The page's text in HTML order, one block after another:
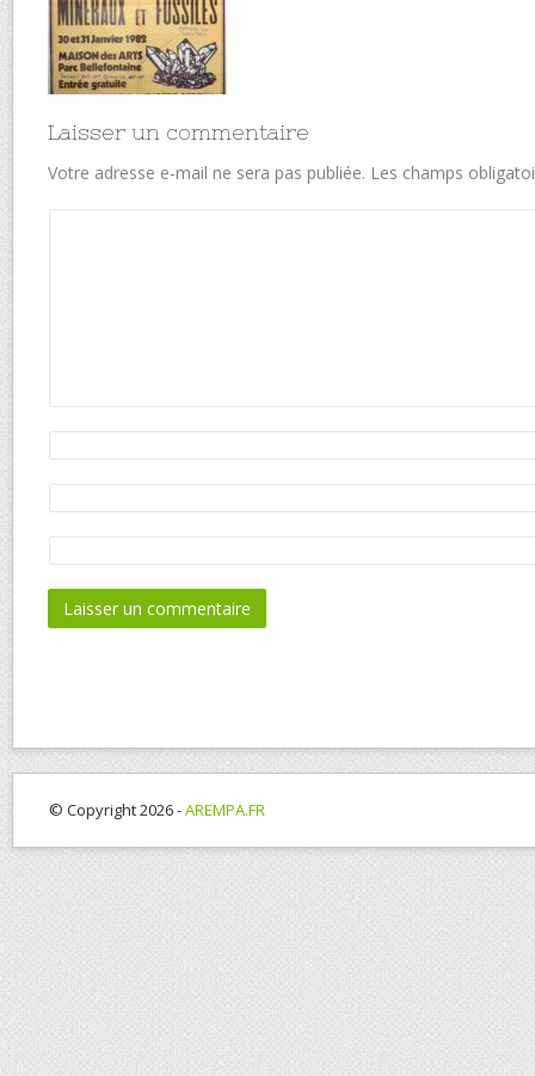
Laisser un commentaire
Votre adresse e-mail ne sera pas publiée. Les champs
© Copyright 2026 -AREMPA.FR